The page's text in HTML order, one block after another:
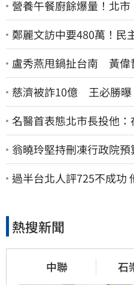
營養午餐廚餘爆量！北
鄭麗文訪中要480萬！民
盧秀燕甩鍋扯台南 黃偉
慈濟被詐10億 王必勝曝
名醫首表態北市長投他
翁曉玲堅持刪凍行政院
剩4個月你思考一下
過半台北人評725不成功
熱搜新聞
中聯 石